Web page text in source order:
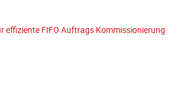
effiziente FIFO Auftrags Kommissionierung